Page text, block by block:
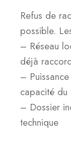
Refus de
possible.
– Réseau
déjà
–
capacité du
– Dossier
technique